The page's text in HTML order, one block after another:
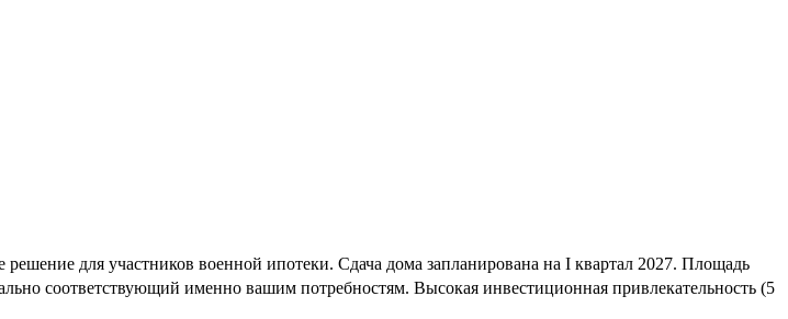
для участников военной ипотеки. Сдача дома запланирована на I квартал 2027. Площадь
соответствующий именно вашим потребностям. Высокая инвестиционная привлекательность (5